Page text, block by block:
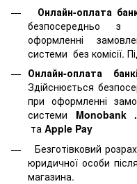
Онлайн-оплата
безпосередньо з
оформленні
системи без комісії.
Онлайн-оплата
Здійснюється
при оформленні
системи Monobank
та Apple Pay
Безготівковий
юридичної особи
магазина.